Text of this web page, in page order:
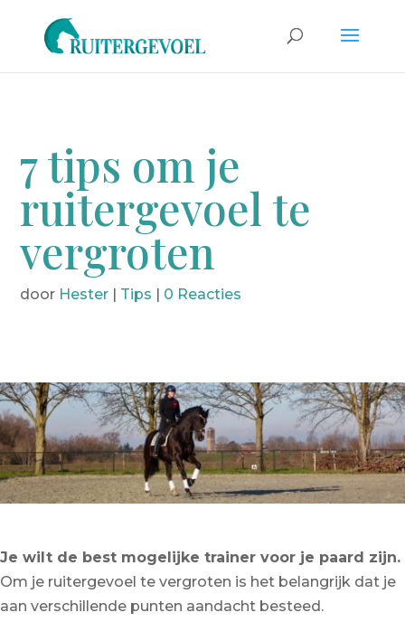
7 tips om je
ruitergevoel te
vergroten
door Hester | Tips | 0 Reacties
Je wilt de best mogelijke trainer voor je paard zijn.
Om je ruitergevoel te vergroten is het belangrijk dat je
aan verschillende punten aandacht besteed.